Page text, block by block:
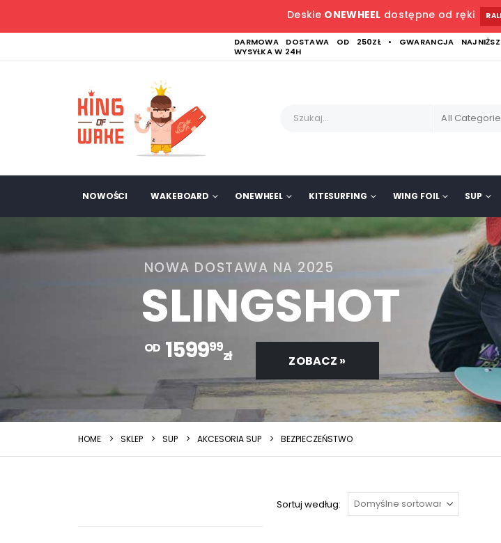
Deskie ONEWHEEL dostępne od ręki
DARMOWA DOSTAWA OD 250ZŁ • GWARANCJA
WYSYŁKA W 24H
All
NOWOŚCI WAKEBOARD ONEWHEEL KITESURFING WING FOIL SUP
NOWA DOSTAWA NA 2025
SLINGSHOT
OD 159999
zł ZOBACZ »
HOME SKLEP SUP AKCESORIA SUP BEZPIECZEŃSTWO
Sortuj według: